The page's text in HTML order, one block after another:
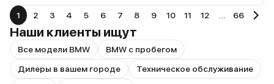
1 2 3 4 5 6 7 8 9 10 11 12 66
Наши клиенты ищут
Все модели BMW
BMW с пробегом
Дилеры в вашем городе
Техническое обслуживание